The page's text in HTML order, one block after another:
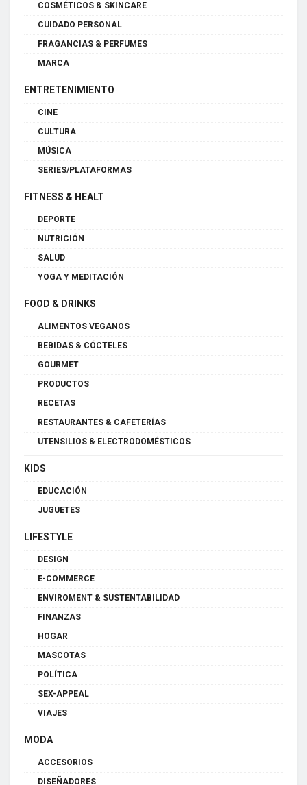
COSMÉTICOS & SKINCARE
CUIDADO PERSONAL
FRAGANCIAS & PERFUMES
MARCA
ENTRETENIMIENTO
CINE
CULTURA
MÚSICA
SERIES/PLATAFORMAS
FITNESS & HEALT
DEPORTE
NUTRICIÓN
SALUD
YOGA Y MEDITACIÓN
FOOD & DRINKS
ALIMENTOS VEGANOS
BEBIDAS & CÓCTELES
GOURMET
PRODUCTOS
RECETAS
RESTAURANTES & CAFETERÍAS
UTENSILIOS & ELECTRODOMÉSTICOS
KIDS
EDUCACIÓN
JUGUETES
LIFESTYLE
DESIGN
E-COMMERCE
ENVIROMENT & SUSTENTABILIDAD
FINANZAS
HOGAR
MASCOTAS
POLÍTICA
SEX-APPEAL
VIAJES
MODA
ACCESORIOS
DISEÑADORES